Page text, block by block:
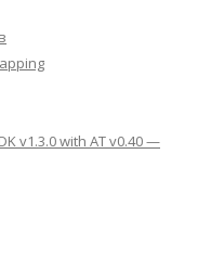
v1.3.0 with AT v0.40 —